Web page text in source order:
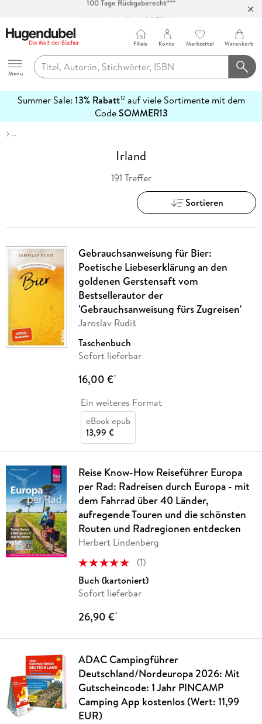
Abholung in über 100 Filialen
Hugendubel
Menu
Filiale Konto Merkzettel Warenkorb
Summer Sale: 13% Rabatt12auf viele Sortimente mit dem
CodeSOMMER13
erfahren
…
Irland
191 Treffer
Sortieren
Gebrauchsanweisung für Bier:
Poetische Liebeserklärung an den
goldenen Gerstensaft vom
Bestsellerautor der
'Gebrauchsanweisung fürs Zugreisen'
Jaroslav Rudiš
Taschenbuch
Sofort lieferbar
16,00 €*
Ein weiteres Format
eBook epub
13,99 €
Reise Know-How Reiseführer Europa
per Rad: Radreisen durch Europa - mit
dem Fahrrad über 40 Länder,
aufregende Touren und die schönsten
Routen und Radregionen entdecken
Herbert Lindenberg
(1)
Buch (kartoniert)
Sofort lieferbar
26,90 €*
ADAC Campingführer
Deutschland/Nordeuropa 2026: Mit
Gutscheincode: 1 Jahr PINCAMP
Camping App kostenlos (Wert: 11,99
EUR)